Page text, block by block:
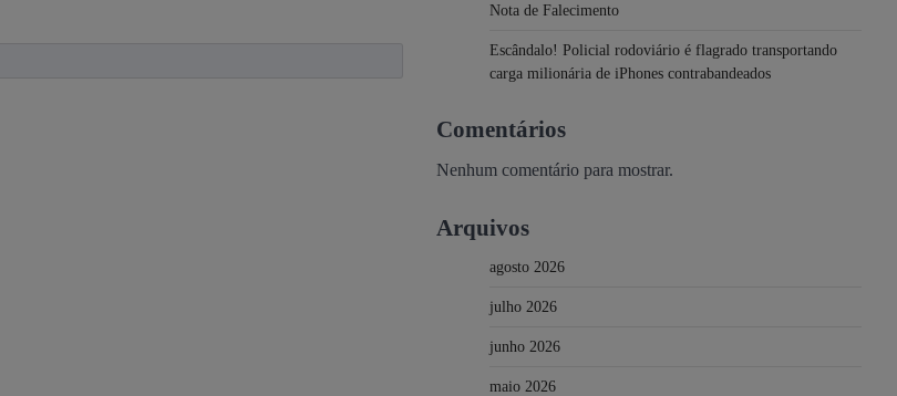
Nota de Falecimento
Escândalo! Policial rodoviário é flagrado transportando
carga milionária de iPhones contrabandeados
Comentários
Nenhum comentário para mostrar.
Arquivos
agosto 2026
julho 2026
junho 2026
maio 2026